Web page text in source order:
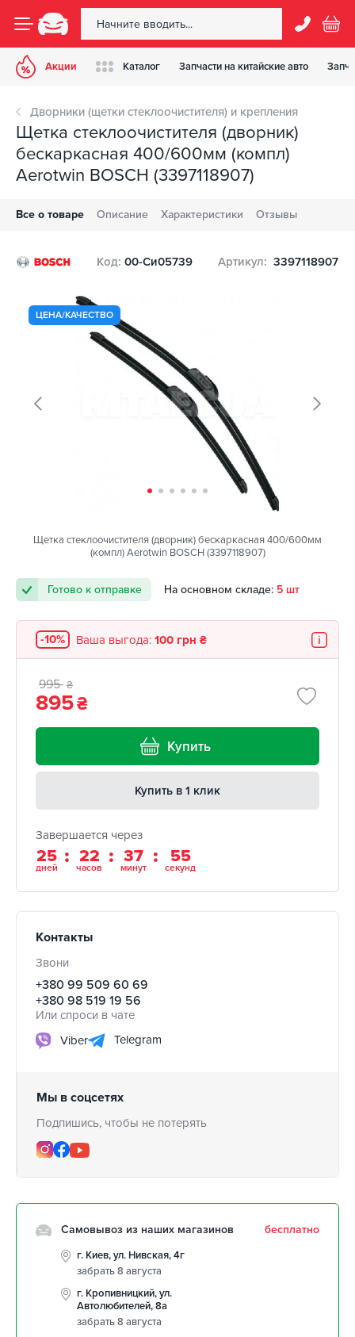
Акции Каталог Запчасти на китайские авто
Дворники (щетки стеклоочистителя) и крепления
Щетка стеклоочистителя (дворник)
бескаркасная 400/600мм (компл)
Aerotwin BOSCH (3397118907)
Все о товаре Описание Характеристики Отзывы
Код: 00-Си05739 Артикул: 3397118907
ЦЕНА/КАЧЕСТВО
Щетка стеклоочистителя (дворник) бескаркасная 400/600мм
(компл) Aerotwin BOSCH (3397118907)
Готово к отправке На основном складе: 5 шт
-10% Ваша выгода: 100 грн ₴
995 ₴
895₴
Купить
Купить в 1 клик
Завершается через
25
дней
22
часов
37
минут
54
секунд
Контакты
Звони
+380 99 509 60 69
+380 98 519 19 56
Или спроси в чате
Viber
Telegram
Мы в соцсетях
Подпишись, чтобы не потерять
Самовывоз из наших магазинов бесплатно
г. Киев, ул. Нивская, 4г
забрать 8 августа
г. Кропивницкий, ул.
Автолюбителей, 8а
забрать 8 августа